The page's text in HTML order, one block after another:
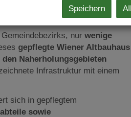
nur wenige
gepflegte Wiener Altbauhaus
den Naherholungsgebieten
Infrastruktur mit einem
sich in gepflegtem
sowie
Speichern